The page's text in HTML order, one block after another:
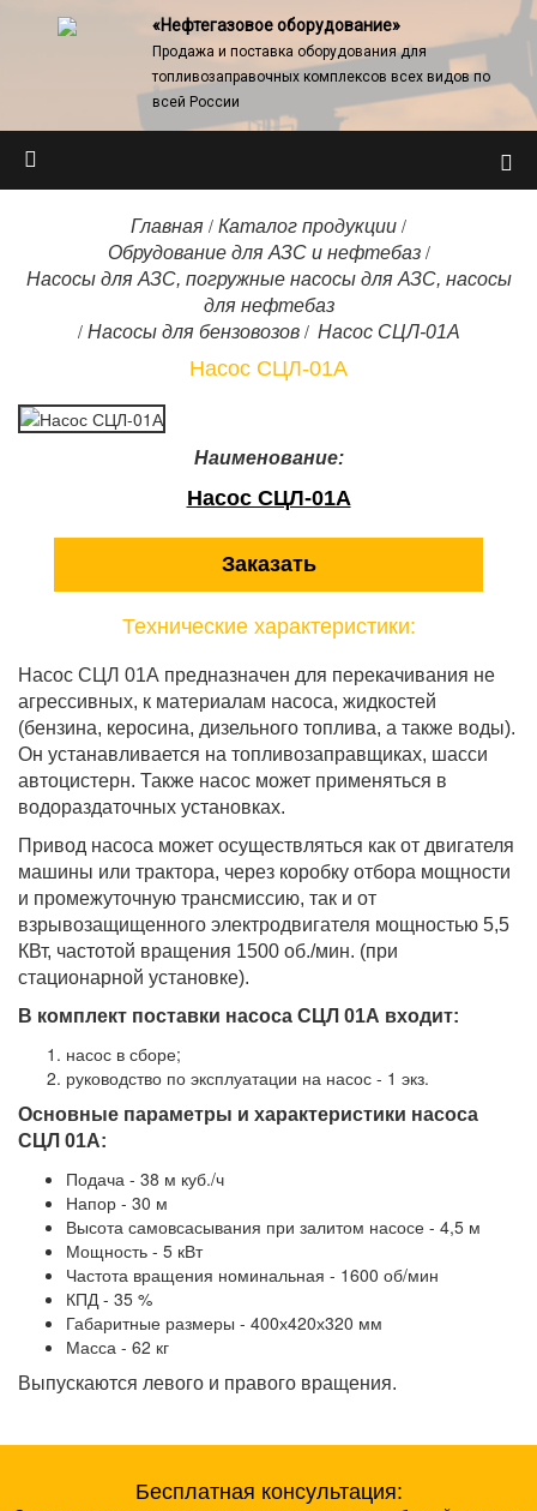
«Нефтегазовое оборудование»
Продажа и поставка оборудования для
топливозаправочных комплексов всех видов по
всей России
Главная / Каталог продукции /
Обрудование для АЗС и нефтебаз/
Насосы для АЗС, погружные насосы для АЗС, насосы
для нефтебаз
/ Насосы для бензовозов/ Насос СЦЛ-01А
Насос СЦЛ-01А
Наименование:
Насос СЦЛ-01А
Заказать
Технические характеристики:
Насос СЦЛ 01А предназначен для перекачивания не
агрессивных, к материалам насоса, жидкостей
(бензина, керосина, дизельного топлива, а также воды).
Он устанавливается на топливозаправщиках, шасси
автоцистерн. Также насос может применяться в
водораздаточных установках.
Привод насоса может осуществляться как от двигателя
машины или трактора, через коробку отбора мощности
и промежуточную трансмиссию, так и от
взрывозащищенного электродвигателя мощностью 5,5
КВт, частотой вращения 1500 об./мин. (при
стационарной установке).
В комплект поставки насоса СЦЛ 01А входит:
насос в сборе;
руководство по эксплуатации на насос - 1 экз.
Основные параметры и характеристики насоса
СЦЛ 01А:
Подача - 38 м куб./ч
Напор - 30 м
Высота самовсасывания при залитом насосе - 4,5 м
Мощность - 5 кВт
Частота вращения номинальная - 1600 об/мин
КПД - 35 %
Габаритные размеры - 400х420х320 мм
Масса - 62 кг
Выпускаются левого и правого вращения.
Бесплатная консультация: